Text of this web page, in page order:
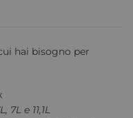
hai bisogno per
7L e 11,1L